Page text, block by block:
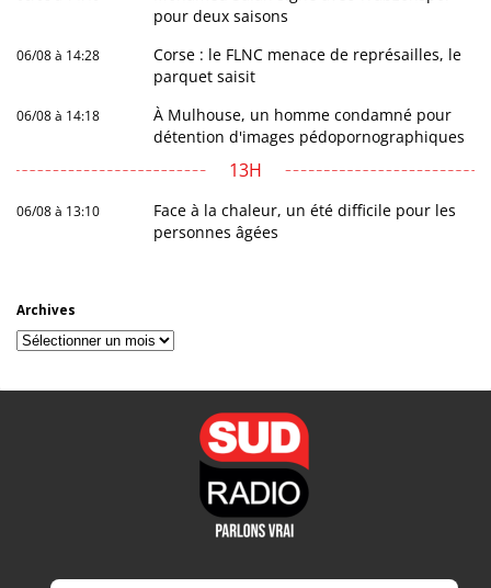
pour deux saisons
06/08 à 14:28
Corse : le FLNC menace de représailles, le
parquet saisit
06/08 à 14:18
À Mulhouse, un homme condamné pour
détention d'images pédopornographiques
13H
06/08 à 13:10
Face à la chaleur, un été difficile pour les
personnes âgées
Archives
Archives